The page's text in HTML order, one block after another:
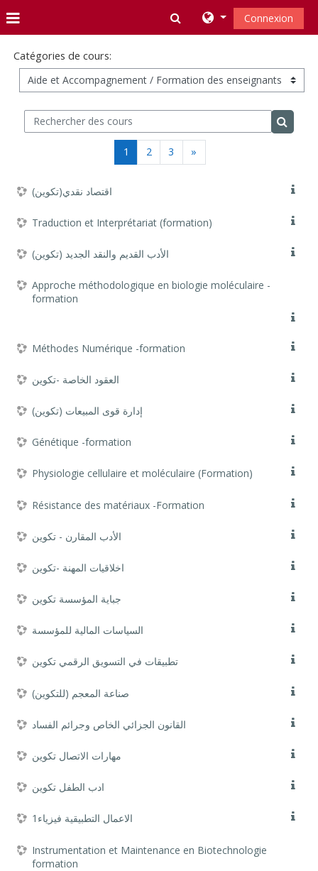
Panneau latéral
Activer/désactiver la
Connexion
Catégories de cours:
Rechercher des cours
1 (actuel)
2 3 »
اقتصاد نقدي(تكوين)
Traduction et Interprétariat (formation)
الأدب القديم والنقد الجديد (تكوين)
Approche méthodologique en biologie moléculaire -
formation
Méthodes Numérique -formation
العقود الخاصة -تكوين
إدارة قوى المبيعات (تكوين)
Génétique -formation
Physiologie cellulaire et moléculaire (Formation)
Résistance des matériaux -Formation
الأدب المقارن - تكوين
اخلاقيات المهنة -تكوين
جباية المؤسسة تكوين
السياسات المالية للمؤسسة
تطبيقات في التسويق الرقمي تكوين
صناعة المعجم (للتكوين)
القانون الجزائي الخاص وجرائم الفساد
مهارات الاتصال تكوين
ادب الطفل تكوين
1الاعمال التطبيقية فيزياء
Instrumentation et Maintenance en Biotechnologie
formation